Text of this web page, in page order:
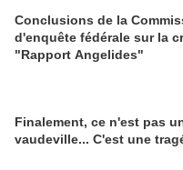
Conclusions de la
d'enquête fédérale sur la
"Rapport Angelides"
Finalement, ce n'est pas
vaudeville... C'est une